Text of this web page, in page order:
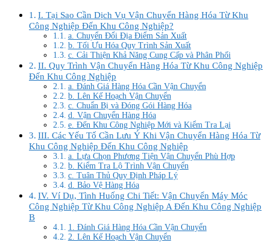
I. Tại Sao Cần Dịch Vụ Vận Chuyển Hàng Hóa Từ Khu
Công Nghiệp Đến Khu Công Nghiệp?
a. Chuyển Đổi Địa Điểm Sản Xuất
b. Tối Ưu Hóa Quy Trình Sản Xuất
c. Cải Thiện Khả Năng Cung Cấp và Phân Phối
II. Quy Trình Vận Chuyển Hàng Hóa Từ Khu Công Nghiệp
Đến Khu Công Nghiệp
a. Đánh Giá Hàng Hóa Cần Vận Chuyển
b. Lên Kế Hoạch Vận Chuyển
c. Chuẩn Bị và Đóng Gói Hàng Hóa
d. Vận Chuyển Hàng Hóa
e. Đến Khu Công Nghiệp Mới và Kiểm Tra Lại
III. Các Yếu Tố Cần Lưu Ý Khi Vận Chuyển Hàng Hóa Từ
Khu Công Nghiệp Đến Khu Công Nghiệp
a. Lựa Chọn Phương Tiện Vận Chuyển Phù Hợp
b. Kiểm Tra Lộ Trình Vận Chuyển
c. Tuân Thủ Quy Định Pháp Lý
d. Bảo Vệ Hàng Hóa
IV. Ví Dụ, Tình Huống Chi Tiết: Vận Chuyển Máy Móc
Công Nghiệp Từ Khu Công Nghiệp A Đến Khu Công Nghiệp
B
1. Đánh Giá Hàng Hóa Cần Vận Chuyển
2. Lên Kế Hoạch Vận Chuyển